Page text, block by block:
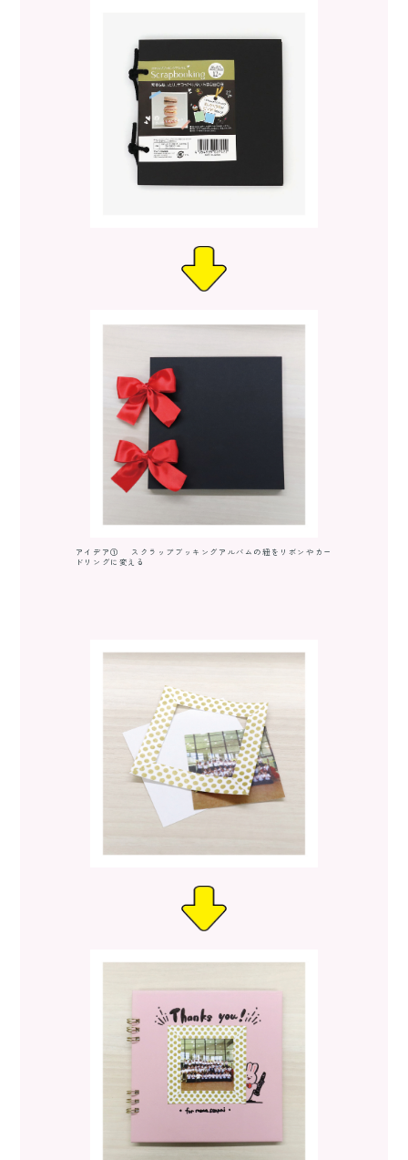
アイデア① スクラップブッキングアルバムの紐をリボンやカー
ドリングに変える